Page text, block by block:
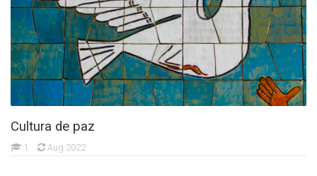
Cultura de paz
1 Aug 2022